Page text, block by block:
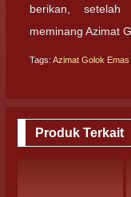
berikan,
meminang Azimat
Tags: Azimat Golok
Produk Terkait